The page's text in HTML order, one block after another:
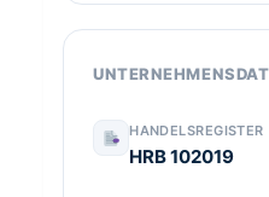
HANDELSREGISTER
HRB 102019